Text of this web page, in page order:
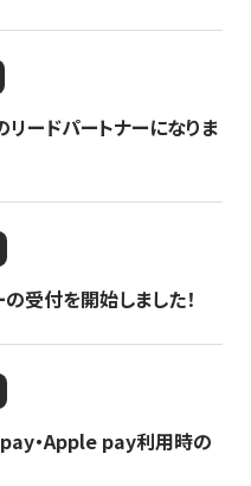
ードパートナーになりま
受付を開始しました！
pay・Apple pay利用時の